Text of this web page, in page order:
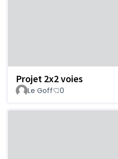
Projet 2x2 voies
Le Goff 0